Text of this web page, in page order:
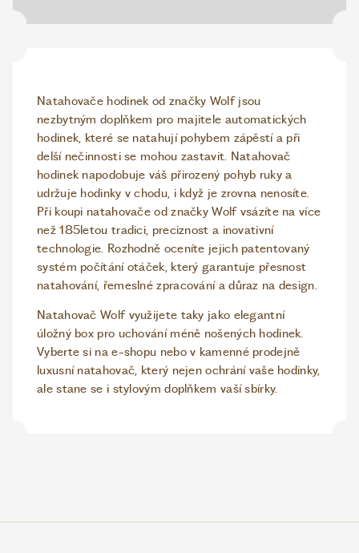
Natahovače hodinek od značky Wolf jsou
nezbytným doplňkem pro majitele automatických
hodinek, které se natahují pohybem zápěstí a při
delší nečinnosti se mohou zastavit. Natahovač
hodinek napodobuje váš přirozený pohyb ruky a
udržuje hodinky v chodu, i když je zrovna nenosíte.
Při koupi natahovače od značky Wolf vsázíte na více
než 185letou tradici, preciznost a inovativní
technologie. Rozhodně oceníte jejich patentovaný
systém počítání otáček, který garantuje přesnost
natahování, řemeslné zpracování a důraz na design.
Natahovač Wolf využijete taky jako elegantní
úložný box pro uchování méně nošených hodinek.
Vyberte si na e-shopu nebo v kamenné prodejně
luxusní natahovač, který nejen ochrání vaše hodinky,
ale stane se i stylovým doplňkem vaší sbírky.